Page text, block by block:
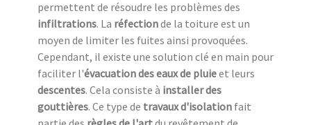
permettent de résoudre les problèmes des
infiltrations. La réfectionde la toiture est un
moyen de limiter les fuites ainsi provoquées.
Cependant, il existe une solution clé en main pour
faciliter l'évacuation des eaux de pluieet leurs
descentes. Cela consiste à installer des
gouttières. Ce type de travaux d'isolation fait